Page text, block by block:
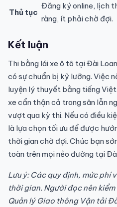
Thủ tục
Đăng ký online, lịch
ràng, ít phải chờ đợi.
Kết luận
Thi bằng lái xe ô tô tại Đài
có sự chuẩn bị kỹ lưỡng. Việc
luyện lý thuyết bằng tiếng
xe cẩn thận cả trong sân lẫn
vượt qua kỳ thi. Nếu có điều
là lựa chọn tối ưu để được
thời gian chờ đợi. Chúc bạn
toàn trên mọi nẻo đường tại
Lưu ý: Các quy định, mức phí
thời gian. Người đọc nên
Quản lý Giao thông Vận tải